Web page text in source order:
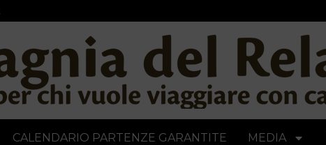
CALENDARIO PARTENZE GARANTITE MEDIA